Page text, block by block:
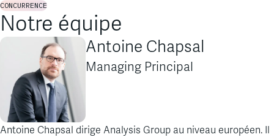
CONCURRENCE
Notre équipe
Antoine Chapsal
Managing Principal
Antoine Chapsal dirige Analysis Group au niveau européen. Il